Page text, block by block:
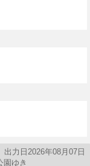
出力日2026年08月07日
園ゆき